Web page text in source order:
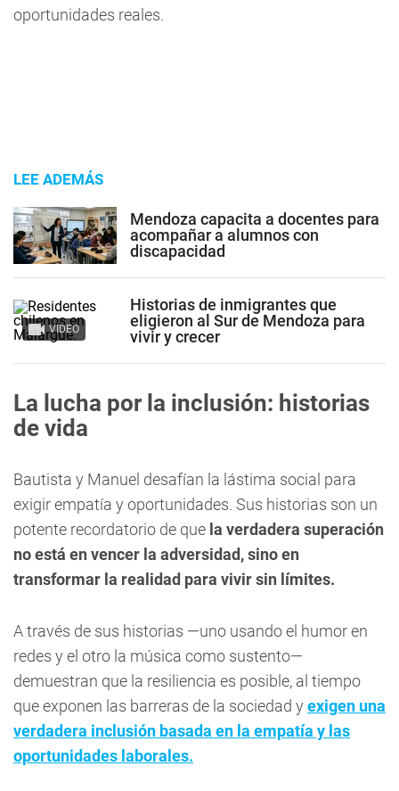
oportunidades reales.
LEE ADEMÁS
Mendoza capacita a docentes para
acompañar a alumnos con
discapacidad
VIDEO
Historias de inmigrantes que
eligieron al Sur de Mendoza para
vivir y crecer
La lucha por la inclusión: historias
de vida
Bautista y Manuel desafían la lástima social para
exigir empatía y oportunidades. Sus historias son un
potente recordatorio de que la verdadera superación
no está en vencer la adversidad, sino en
transformar la realidad para vivir sin límites.
A través de sus historias —uno usando el humor en
redes y el otro la música como sustento—
demuestran que la resiliencia es posible, al tiempo
que exponen las barreras de la sociedad y exigen una
verdadera inclusión basada en la empatía y las
oportunidades laborales.